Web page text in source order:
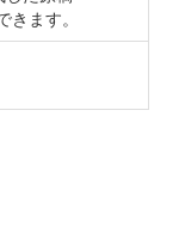
きます。